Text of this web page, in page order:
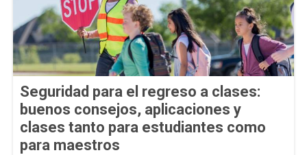
Seguridad para el regreso a clases:
buenos consejos, aplicaciones y
clases tanto para estudiantes como
para maestros